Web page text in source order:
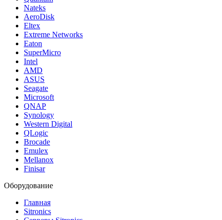
Nateks
AeroDisk
Eltex
Extreme Networks
Eaton
SuperMicro
Intel
AMD
ASUS
Seagate
Microsoft
QNAP
Synology
Western Digital
QLogic
Brocade
Emulex
Mellanox
Finisar
Оборудование
Главная
Sitronics